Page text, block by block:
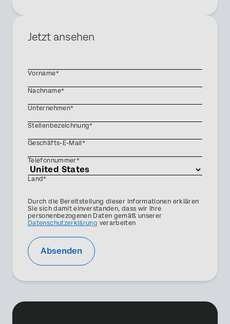
Jetzt ansehen
Vorname*
Nachname*
Unternehmen*
Stellenbezeichnung*
Geschäfts-E-Mail*
Telefonnummer*
Land*
Privacy
Optin
Durch die Bereitstellung dieser Informationen erklären
Sie sich damit einverstanden, dass wir Ihre
personenbezogenen Daten gemäß unserer
Datenschutzerklärung verarbeiten
Absenden